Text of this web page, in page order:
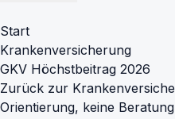
Start
Krankenversicherung
GKV Höchstbeitrag 2026
Zurück zur
Orientierung, keine